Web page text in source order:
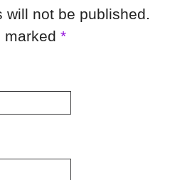
will not be published.
marked*